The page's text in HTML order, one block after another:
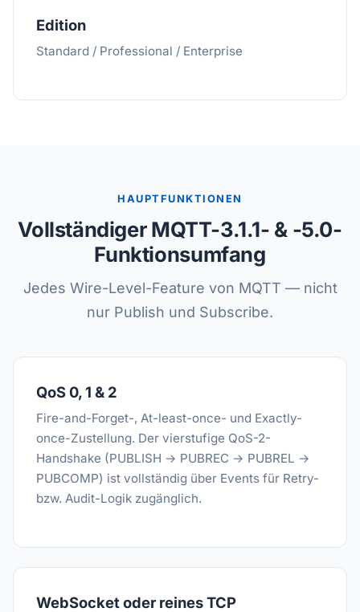
Edition
Standard / Professional / Enterprise
HAUPTFUNKTIONEN
Vollständiger MQTT-3.1.1- & -5.0-
Funktionsumfang
Jedes Wire-Level-Feature von MQTT — nicht
nur Publish und Subscribe.
QoS 0, 1 & 2
Fire-and-Forget-, At-least-once- und Exactly-
once-Zustellung. Der vierstufige QoS-2-
Handshake (PUBLISH → PUBREC → PUBREL →
PUBCOMP) ist vollständig über Events für Retry-
bzw. Audit-Logik zugänglich.
WebSocket oder reines TCP